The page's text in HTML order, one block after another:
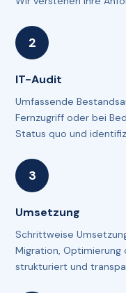
IT-Audit
Umfassende
Fernzugriff oder bei
Status quo und
Umsetzung
Schrittweise
Migration,
strukturiert und